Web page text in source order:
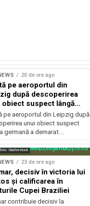
20 de ore ago
pe aeroportul din
după descoperirea
obiect suspect lângă
pe aeroportul din Leipzig după
unui obiect suspect
germană a demarat...
Shutterstock
23 de ore ago
decisiv în victoria lui
și calificarea în
Cupei Braziliei
contribuie decisiv la